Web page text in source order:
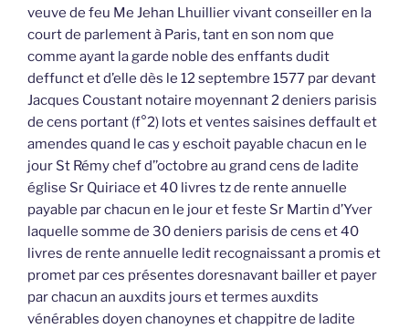
veuve de feu Me Jehan Lhuillier vivant conseiller en la
court de parlement à Paris, tant en son nom que
comme ayant la garde noble des enffants dudit
deffunct et d’elle dès le 12 septembre 1577 par devant
Jacques Coustant notaire moyennant 2 deniers parisis
de cens portant (f°2) lots et ventes saisines deffault et
amendes quand le cas y eschoit payable chacun en le
jour St Rémy chef d’’octobre au grand cens de ladite
église Sr Quiriace et 40 livres tz de rente annuelle
payable par chacun en le jour et feste Sr Martin d’Yver
laquelle somme de 30 deniers parisis de cens et 40
livres de rente annuelle ledit recognaissant a promis et
promet par ces présentes doresnavant bailler et payer
par chacun an auxdits jours et termes auxdits
vénérables doyen chanoynes et chappitre de ladite